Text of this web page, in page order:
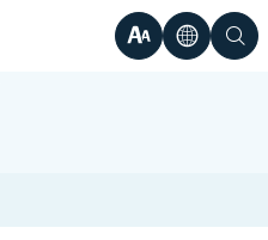
文言検